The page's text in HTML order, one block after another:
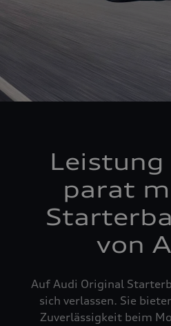
parat
von
Auf Audi Original
sich verlassen. Sie
Zuverlässigkeit beim